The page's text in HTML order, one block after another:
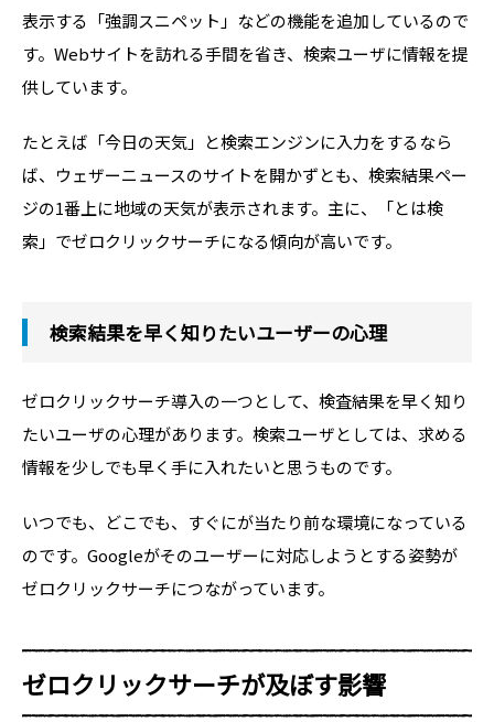
表示する「強調スニペット」などの機能を追加しているので
す。Webサイトを訪れる手間を省き、検索ユーザに情報を提
供しています。
たとえば「今日の天気」と検索エンジンに入力をするなら
ば、ウェザーニュースのサイトを開かずとも、検索結果ペー
ジの1番上に地域の天気が表示されます。主に、「とは検
索」でゼロクリックサーチになる傾向が高いです。
検索結果を早く知りたいユーザーの心理
ゼロクリックサーチ導入の一つとして、検査結果を早く知り
たいユーザの心理があります。検索ユーザとしては、求める
情報を少しでも早く手に入れたいと思うものです。
いつでも、どこでも、すぐにが当たり前な環境になっている
のです。Googleがそのユーザーに対応しようとする姿勢が
ゼロクリックサーチにつながっています。
ゼロクリックサーチが及ぼす影響